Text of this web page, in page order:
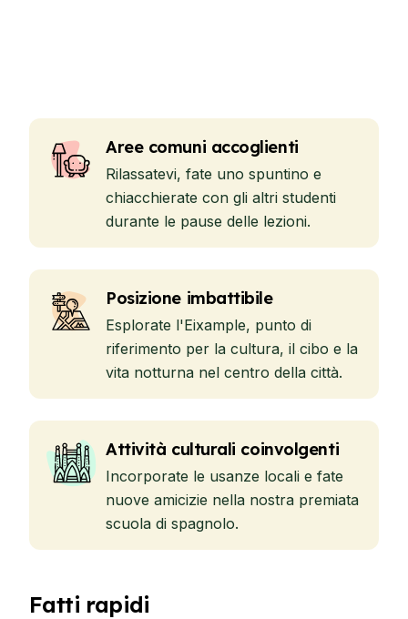
Aree comuni accoglienti
Rilassatevi, fate uno spuntino e
chiacchierate con gli altri studenti
durante le pause delle lezioni.
Posizione imbattibile
Esplorate l'Eixample, punto di
riferimento per la cultura, il cibo e la
vita notturna nel centro della città.
Attività culturali coinvolgenti
Incorporate le usanze locali e fate
nuove amicizie nella nostra premiata
scuola di spagnolo.
Fatti rapidi